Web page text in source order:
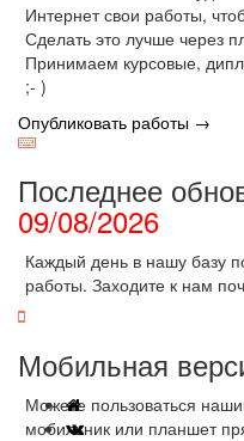
Интернет свои работы,
Сделать это лучше через
Принимаем курсовые,
;- )
Опубликовать работы →
Последнее
09/08/2026
Каждый день в нашу базу
работы. Заходите к нам
Мобильная
Можете пользоваться
мобильник или планшет